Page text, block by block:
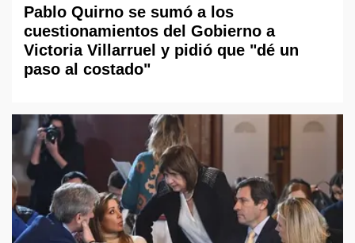
Pablo Quirno se sumó a los
cuestionamientos del Gobierno a
Victoria Villarruel y pidió que "dé un
paso al costado"